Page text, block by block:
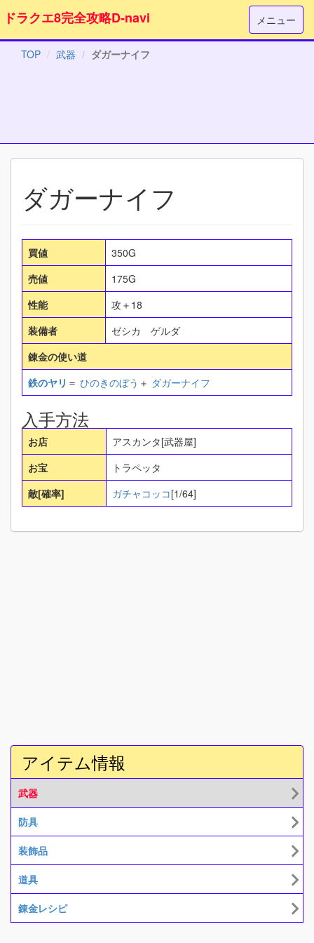
メニュー
ドラクエ8完全攻略D-navi
TOP 武器 ダガーナイフ
ダガーナイフ
買値
350G
売値
175G
性能
攻＋18
装備者
ゼシカ ゲルダ
錬金の使い道
鉄のヤリ ＝ ひのきのぼう ＋ ダガーナイフ
入手方法
お店
アスカンタ[武器屋]
お宝
トラペッタ
敵[確率]
ガチャコッコ[1/64]
アイテム情報
武器
防具
装飾品
道具
錬金レシピ